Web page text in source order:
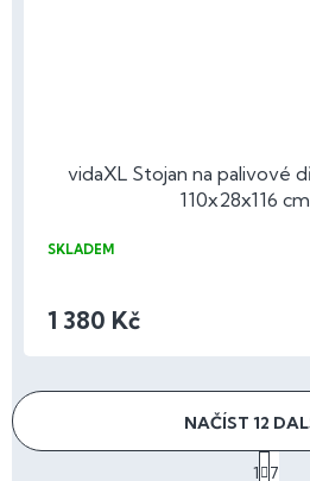
vidaXL Stojan na palivové
110x28x116
SKLADEM
1 380 Kč
NAČÍST 12
S
1
7